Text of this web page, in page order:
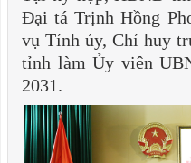
Đại tá Trịnh Hồng
vụ Tỉnh ủy, Chỉ huy
tỉnh làm Ủy viên
2031.